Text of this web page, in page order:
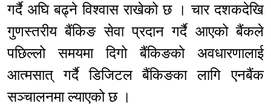
गर्दै अघि बढ्ने विश्वास राखेको छ । चार दशकदेखि
गुणस्तरीय बैंकिङ सेवा प्रदान गर्दै आएको बैंकले
पछिल्लो समयमा दिगो बैंकिङको अवधारणालाई
आत्मसात् गर्दै डिजिटल बैंकिङका लागि एनबैंक
सञ्चालनमा ल्याएको छ ।